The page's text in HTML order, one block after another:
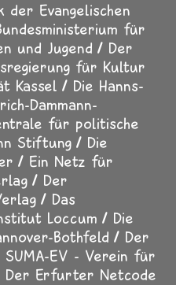
der Evangelischen
für
und Jugend
Der
für Kultur
Kassel
Die Hanns-
Dammann-
für politische
Stiftung
Die
Ein Netz für
Der
Das
Loccum
Die
Bothfeld
Der
SUMA-EV - Verein für
Der Erfurter Netcode